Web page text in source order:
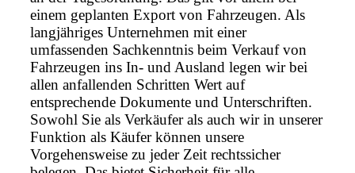
einem geplanten Export von Fahrzeugen. Als
langjähriges Unternehmen mit einer
umfassenden Sachkenntnis beim Verkauf von
Fahrzeugen ins In- und Ausland legen wir bei
allen anfallenden Schritten Wert auf
entsprechende Dokumente und Unterschriften.
Sowohl Sie als Verkäufer als auch wir in unserer
Funktion als Käufer können unsere
Vorgehensweise zu jeder Zeit rechtssicher